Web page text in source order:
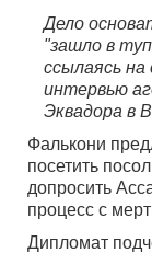
Дело
"зашло в
ссылаясь на
интервью
Эквадора в
Фалькони
посетить
допросить
процесс с
Дипломат